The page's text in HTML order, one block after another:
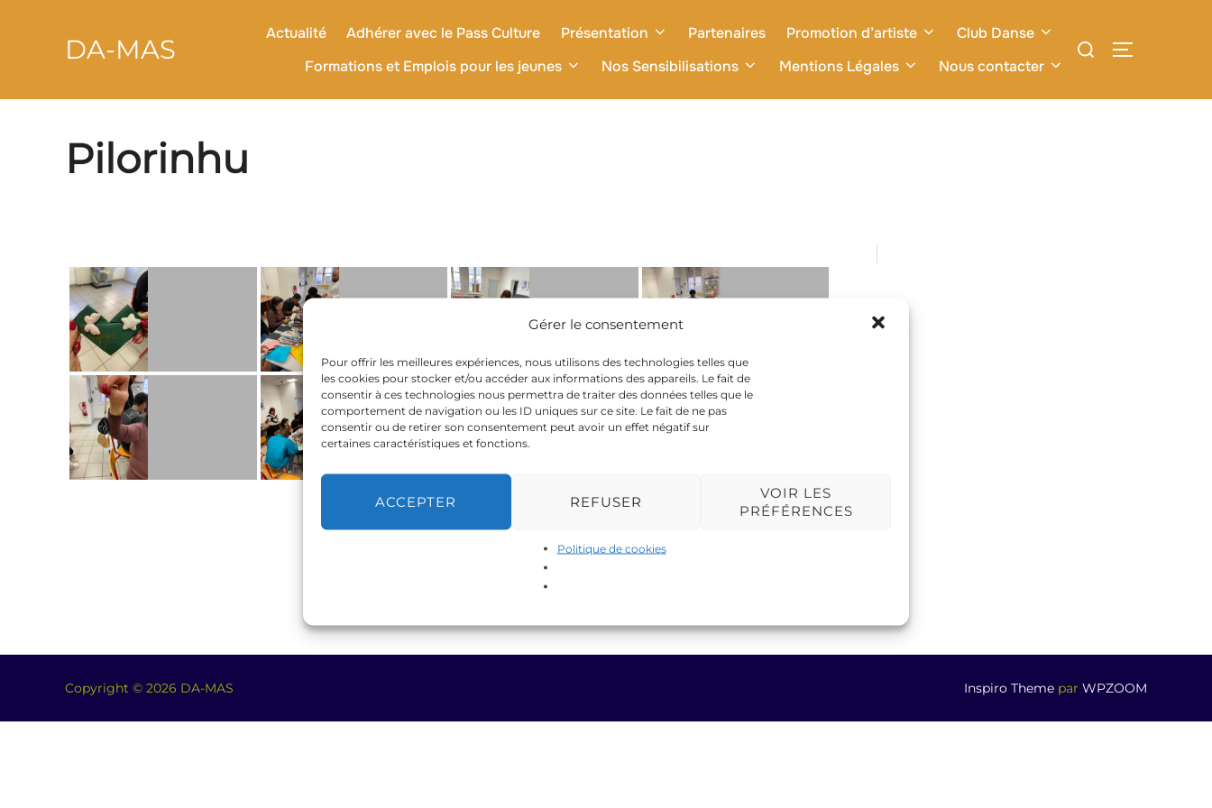
Gérer le consentement
Pour offrir les meilleures expériences, nous utilisons des technologies telles que
les cookies pour stocker et/ou accéder aux informations des appareils. Le fait de
consentir à ces technologies nous permettra de traiter des données telles que le
comportement de navigation ou les ID uniques sur ce site. Le fait de ne pas
consentir ou de retirer son consentement peut avoir un effet négatif sur
certaines caractéristiques et fonctions.
ACCEPTER REFUSER
VOIR LES
PRÉFÉRENCES
Politique de cookies
DA-MAS
Actualité Adhérer avec le Pass Culture Présentation Partenaires Promotion d’artiste
Club Danse
Formations et Emplois pour les jeunes
Nos Sensibilisations Mentions Légales Nous contacter
Pilorinhu
Copyright © 2026 DA-MAS Inspiro Theme par WPZOOM